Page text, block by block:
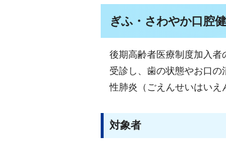
ぎふ・さわやか口腔
後期高齢者医療制度加入者
受診し、歯の状態やお口
性肺炎（ごえんせいはいえ
対象者